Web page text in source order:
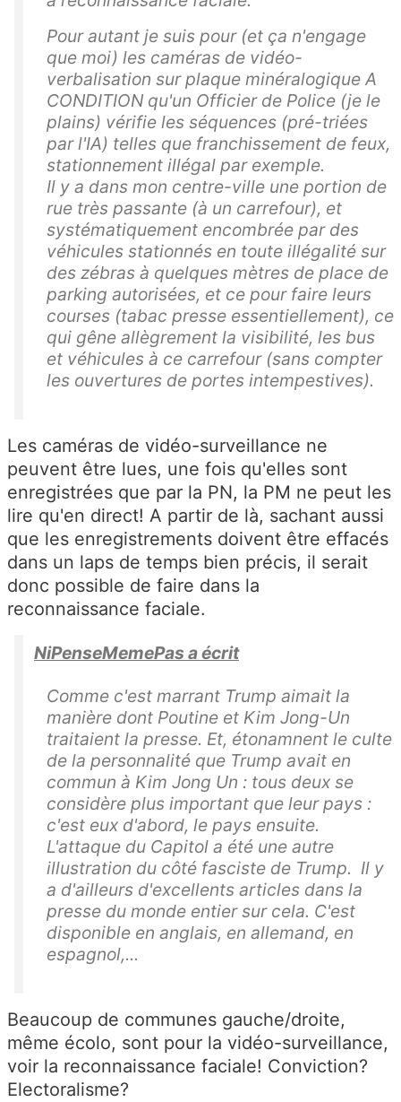
Pour autant je suis pour (et ça n'engage
que moi) les caméras de vidéo-
verbalisation sur plaque minéralogique A
CONDITION qu'un Officier de Police (je le
plains) vérifie les séquences (pré-triées
par l'IA) telles que franchissement de feux,
stationnement illégal par exemple.
Il y a dans mon centre-ville une portion de
rue très passante (à un carrefour), et
systématiquement encombrée par des
véhicules stationnés en toute illégalité sur
des zébras à quelques mètres de place de
parking autorisées, et ce pour faire leurs
courses (tabac presse essentiellement), ce
qui gêne allègrement la visibilité, les bus
et véhicules à ce carrefour (sans compter
les ouvertures de portes intempestives).
Les caméras de vidéo-surveillance ne
peuvent être lues, une fois qu'elles sont
enregistrées que par la PN, la PM ne peut les
lire qu'en direct! A partir de là, sachant aussi
que les enregistrements doivent être effacés
dans un laps de temps bien précis, il serait
donc possible de faire dans la
reconnaissance faciale.
NiPenseMemePas a écrit
Comme c'est marrant Trump aimait la
manière dont Poutine et Kim Jong-Un
traitaient la presse. Et, étonamnent le culte
de la personnalité que Trump avait en
commun à Kim Jong Un : tous deux se
considère plus important que leur pays :
c'est eux d'abord, le pays ensuite.
L'attaque du Capitol a été une autre
illustration du côté fasciste de Trump. Il y
a d'ailleurs d'excellents articles dans la
presse du monde entier sur cela. C'est
disponible en anglais, en allemand, en
espagnol,...
Beaucoup de communes gauche/droite,
même écolo, sont pour la vidéo-surveillance,
voir la reconnaissance faciale! Conviction?
Electoralisme?